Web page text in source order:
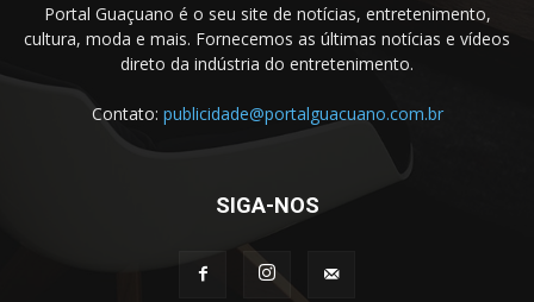
Portal Guaçuano é o seu site de notícias, entretenimento,
cultura, moda e mais. Fornecemos as últimas notícias e vídeos
direto da indústria do entretenimento.
Contato: publicidade@portalguacuano.com.br
SIGA-NOS